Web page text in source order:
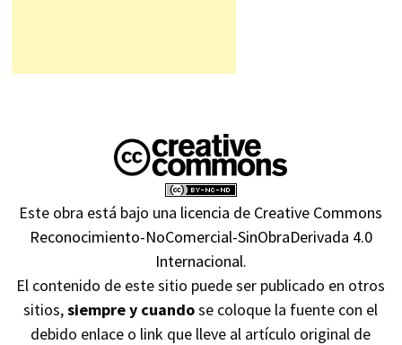
Este obra está bajo una licencia de Creative Commons
Reconocimiento-NoComercial-SinObraDerivada 4.0
Internacional.
El contenido de este sitio puede ser publicado en otros
sitios,siempre y cuandose coloque la fuente con el
debido enlace o link que lleve al artículo original de